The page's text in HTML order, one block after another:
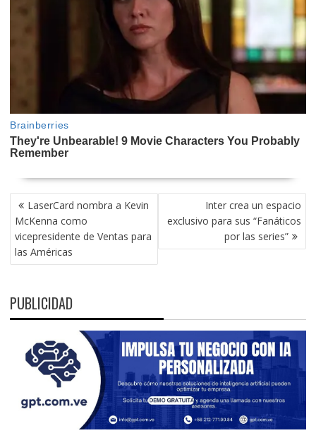
NAVEGACIÓN
DE
ENTRADAS
LaserCard nombra a Kevin
McKenna como
vicepresidente de Ventas para
las Américas
Inter crea un espacio
exclusivo para sus “Fanáticos
por las series”
PUBLICIDAD